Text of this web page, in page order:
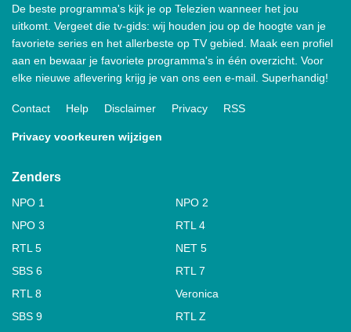
De beste programma's kijk je op Telezien wanneer het jou
uitkomt. Vergeet die tv-gids: wij houden jou op de hoogte van je
favoriete series en het allerbeste op TV gebied. Maak een profiel
aan en bewaar je favoriete programma's in één overzicht. Voor
elke nieuwe aflevering krijg je van ons een e-mail. Superhandig!
Contact Help Disclaimer Privacy RSS
Privacy voorkeuren wijzigen
Zenders
NPO 1
NPO 2
NPO 3
RTL 4
RTL 5
NET 5
SBS 6
RTL 7
RTL 8
Veronica
SBS 9
RTL Z